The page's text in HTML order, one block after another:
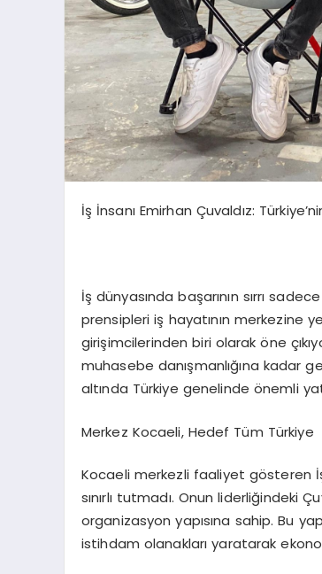
İş İnsanı Emirhan Çuvaldız:
İş dünyasında başarının sırrı
prensipleri iş hayatının merkezine
girişimcilerinden biri olarak öne
muhasebe danışmanlığına kadar
altında Türkiye genelinde önemli
Merkez Kocaeli, Hedef Tüm Türkiye
Kocaeli merkezli faaliyet gösteren
sınırlı tutmadı. Onun liderliğindeki
organizasyon yapısına sahip. Bu
istihdam olanakları yaratarak